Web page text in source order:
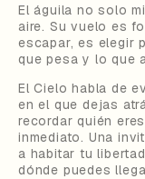
El águila no solo
aire. Su vuelo es
escapar, es elegir
que pesa y lo que
El Cielo habla de
en el que dejas
recordar quién
inmediato. Una
a habitar tu
dónde puedes